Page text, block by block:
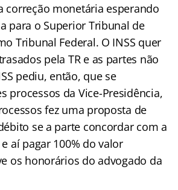
correção monetária esperando
para o Superior Tribunal de
Tribunal Federal. O INSS quer
pela TR e as partes não
pediu, então, que se
processos da Vice-Presidência,
fez uma proposta de
se a parte concordar com a
aí pagar 100% do valor
os honorários do advogado da